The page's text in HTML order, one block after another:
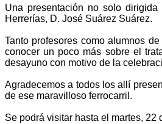
Una presentación no solo
Herrerías, D. José Suárez Suárez.
Tanto profesores como alumnos
conocer un poco más sobre el
desayuno con motivo de la
Agradecemos a todos los allí
de ese maravilloso ferrocarril.
Se podrá visitar hasta el martes,